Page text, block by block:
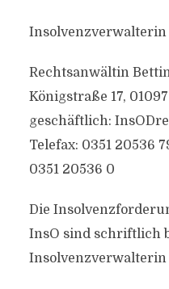
Insolvenzverwalterin
Rechtsanwältin
Königstraße 17,
geschäftlich:
Telefax: 0351 20536
0351 20536 0
Die
InsO sind schriftlich
Insolvenzverwalterin